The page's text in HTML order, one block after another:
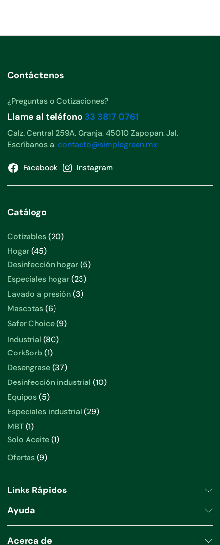
Contáctenos
¿Preguntas o Cotizaciones?
Llame al teléfono 33 3817 0761
Calz. Central 259A, Granja, 45010 Zapopan, Jal.
Escríbanos a: contacto@simplegreen.mx
Facebook Instagram
Catálogo
Cotizables 2020
Hogar 4545
productos
Desinfección hogar 55
Especiales hogar 2323
productos
Lavado a presión 33
Mascotas 66
productos
Safer Choice 99
Industrial 8080
CorkSorb 11
producto
Desengrase 3737
productos
Desinfección industrial 1010
Equipos 55
productos
Especiales industrial 2929
MBT 11
producto
Solo Aceite 11
Ofertas 99
Links Rápidos
Ayuda
Acerca de